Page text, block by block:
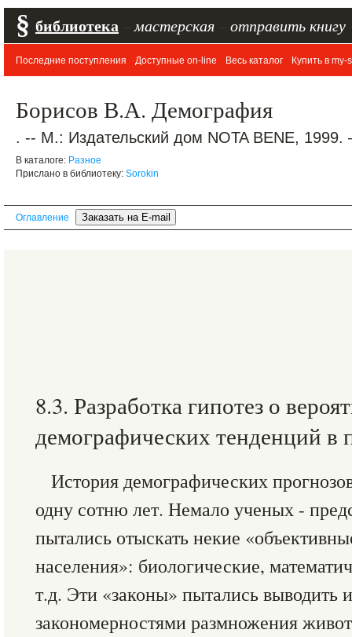
§ библиотека мастерская отправить книгу
Последние поступления Доступные on-line Весь каталог Купить в my-
Борисов В.А. Демография
. -- М.: Издательский дом NOTA BENE, 1999.
В каталоге: Разное
Прислано в библиотеку: Sorokin
Оглавление
8.3. Разработка гипотез о
демографических тенденций в
История демографических
одну сотню лет. Немало ученых -
пытались отыскать некие
населения»: биологические,
т.д. Эти «законы» пытались выводить
закономерностями размножения